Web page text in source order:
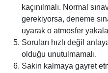
kaçınılmalı. Normal
gerekiyorsa, deneme
uyarak o atmosfer
Soruları hızlı değil
olduğu unutulmamalı.
Sakin kalmaya gayret